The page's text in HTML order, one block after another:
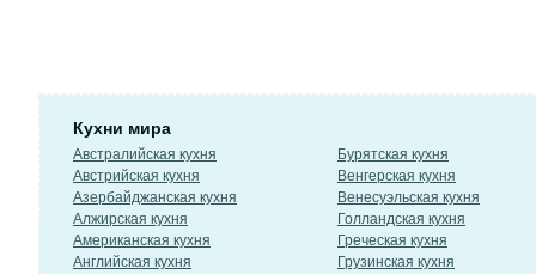
Кухни мира
Австралийская кухня
Австрийская кухня
Азербайджанская кухня
Алжирская кухня
Американская кухня
Английская кухня
Бурятская кухня
Венгерская кухня
Венесуэльская кухня
Голландская кухня
Греческая кухня
Грузинская кухня